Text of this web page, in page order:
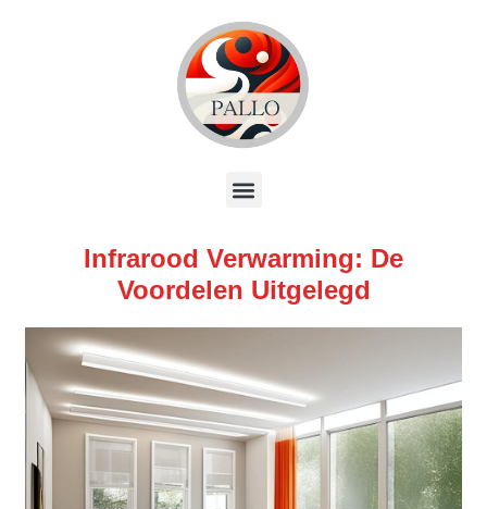
Infrarood Verwarming: De
Voordelen Uitgelegd